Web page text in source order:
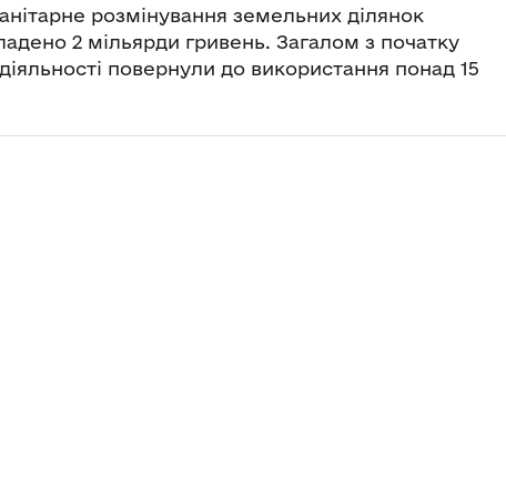
розмінування земельних ділянок
2 мільярди гривень. Загалом з початку
повернули до використання понад 15